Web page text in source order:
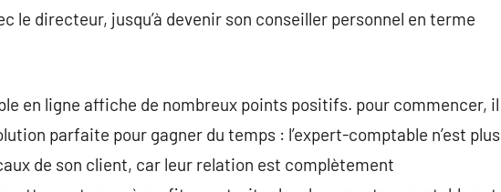
le directeur, jusqu’à devenir son conseiller personnel en terme
en ligne affiche de nombreux points positifs. pour commencer, il
parfaite pour gagner du temps : l’expert-comptable n’est plus
de son client, car leur relation est complètement